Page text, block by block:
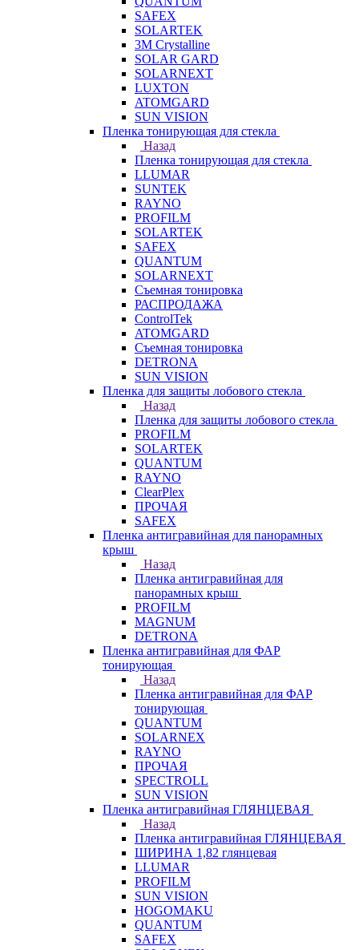
SAFEX
SOLARTEK
3M Crystalline
SOLAR GARD
SOLARNEXT
LUXTON
ATOMGARD
SUN VISION
Пленка тонирующая для стекла
Назад
Пленка тонирующая для стекла
LLUMAR
SUNTEK
RAYNO
PROFILM
SOLARTEK
SAFEX
QUANTUM
SOLARNEXT
Съемная тонировка
РАСПРОДАЖА
ControlTek
ATOMGARD
Съемная тонировка
DETRONA
SUN VISION
Пленка для защиты лобового стекла
Назад
Пленка для защиты лобового стекла
PROFILM
SOLARTEK
QUANTUM
RAYNO
ClearPlex
ПРОЧАЯ
SAFEX
Пленка антигравийная для панорамных
крыш
Назад
Пленка антигравийная для
панорамных крыш
PROFILM
MAGNUM
DETRONA
Пленка антигравийная для ФАР
тонирующая
Назад
Пленка антигравийная для ФАР
тонирующая
QUANTUM
SOLARNEX
RAYNO
ПРОЧАЯ
SPECTROLL
SUN VISION
Пленка антигравийная ГЛЯНЦЕВАЯ
Назад
Пленка антигравийная ГЛЯНЦЕВАЯ
ШИРИНА 1,82 глянцевая
LLUMAR
PROFILM
SUN VISION
HOGOMAKU
QUANTUM
SAFEX